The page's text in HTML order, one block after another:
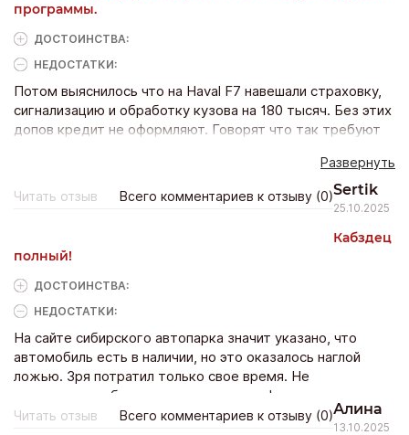
программы.
ДОСТОИНCТВА:
НЕДОСТАТКИ:
Потом выяснилось что на Haval F7 навешали страховку,
сигнализацию и обработку кузова на 180 тысяч. Без этих
допов кредит не оформляют. Говорят что так требуют
Такое ощущение что у них специально все запутано
чтобы выжать максимум денег с клиента.
Представитель банка сказал, что меня скорее всего
Развернуть
Читать отзыв Всего комментариев к отзыву (0)Sertik
25.10.2025
Кабздец
полный!
ДОСТОИНCТВА:
НЕДОСТАТКИ:
На сайте сибирского автопарка значит указано, что
автомобиль есть в наличии, но это оказалось наглой
ложью. Зря потратил только свое время. Не
рекомендую обращаться в этот салон!
Читать отзыв Всего комментариев к отзыву (0)Алина
13.10.2025